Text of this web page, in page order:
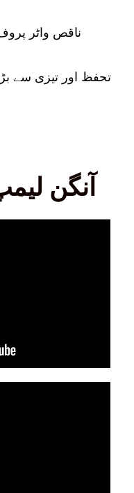
آنگن